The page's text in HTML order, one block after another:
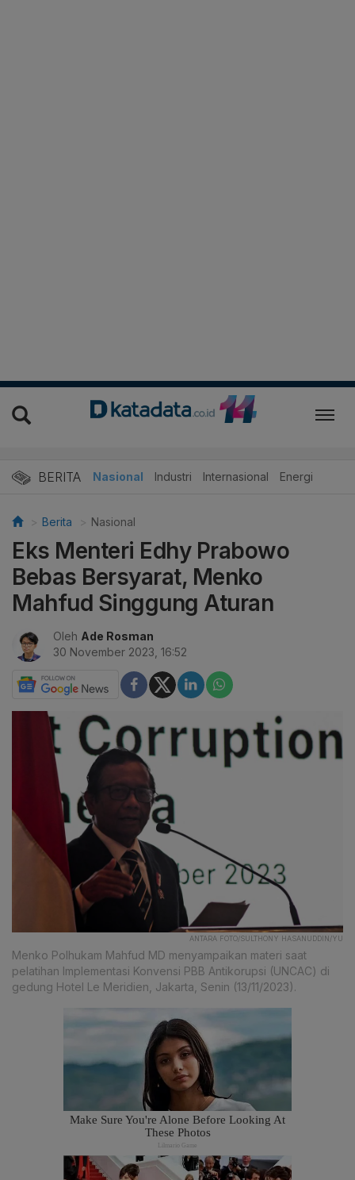
BERITA Nasional Industri Internasional Energi
Berita Nasional
Eks Menteri Edhy Prabowo
Bebas Bersyarat, Menko
Mahfud Singgung Aturan
Oleh Ade Rosman
30 November 2023, 16:52
ANTARA FOTO/SULTHONY HASANUDDIN/YU
Menko Polhukam Mahfud MD menyampaikan materi saat
pelatihan Implementasi Konvensi PBB Antikorupsi (UNCAC) di
gedung Hotel Le Meridien, Jakarta, Senin (13/11/2023).